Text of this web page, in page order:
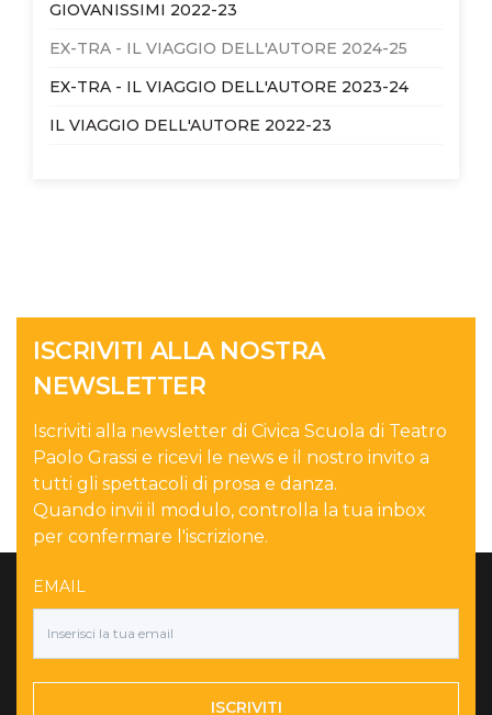
GIOVANISSIMI 2022-23
EX-TRA - IL VIAGGIO DELL'AUTORE 2024-25
EX-TRA - IL VIAGGIO DELL'AUTORE 2023-24
IL VIAGGIO DELL'AUTORE 2022-23
ISCRIVITI ALLA NOSTRA
NEWSLETTER
Iscriviti alla newsletter di Civica Scuola di Teatro
Paolo Grassi e ricevi le news e il nostro invito a
tutti gli spettacoli di prosa e danza.
Quando invii il modulo, controlla la tua inbox
per confermare l'iscrizione.
EMAIL
ISCRIVITI